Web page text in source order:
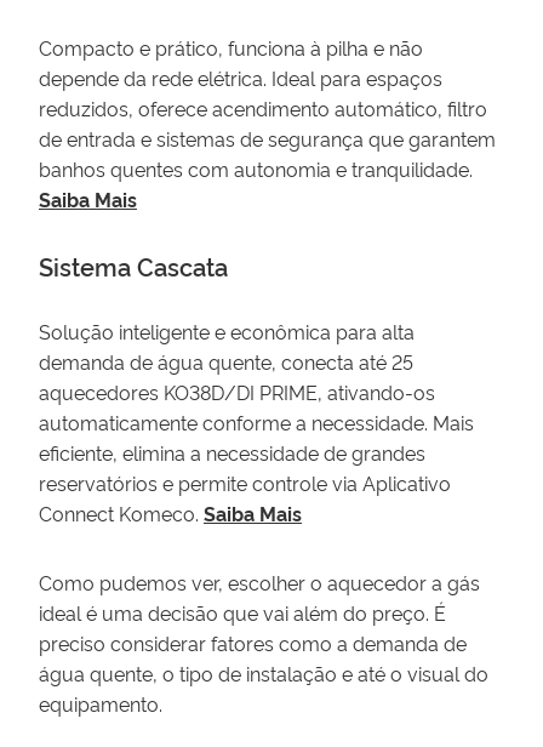
Compacto e prático, funciona à pilha e não
depende da rede elétrica. Ideal para espaços
reduzidos, oferece acendimento automático, filtro
de entrada e sistemas de segurança que garantem
banhos quentes com autonomia e tranquilidade.
Saiba Mais
Sistema Cascata
Solução inteligente e econômica para alta
demanda de água quente, conecta até 25
aquecedores KO38D/DI PRIME, ativando-os
automaticamente conforme a necessidade. Mais
eficiente, elimina a necessidade de grandes
reservatórios e permite controle via Aplicativo
Connect Komeco. Saiba Mais
Como pudemos ver, escolher o aquecedor a gás
ideal é uma decisão que vai além do preço. É
preciso considerar fatores como a demanda de
água quente, o tipo de instalação e até o visual do
equipamento.